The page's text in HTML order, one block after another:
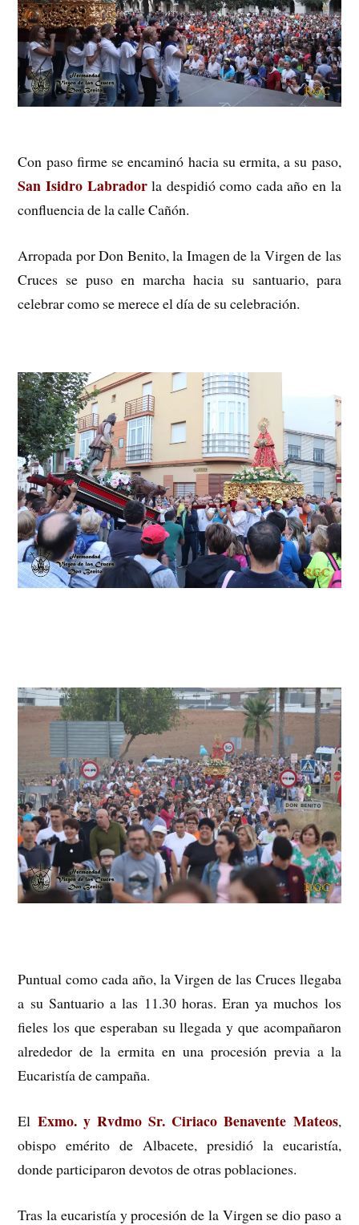
Con paso firme se encaminó hacia su ermita, a su paso,
San Isidro Labradorla despidió como cada año en la
confluencia de la calle Cañón.
Arropada por Don Benito, la Imagen de la Virgen de las
Cruces se puso en marcha hacia su santuario, para
celebrar como se merece el día de su celebración.
Puntual como cada año, la Virgen de las Cruces llegaba
a su Santuario a las 11.30 horas. Eran ya muchos los
fieles los que esperaban su llegada y que acompañaron
alrededor de la ermita en una procesión previa a la
Eucaristía de campaña.
El Exmo. y Rvdmo Sr. Ciriaco Benavente Mateos,
obispo emérito de Albacete, presidió la eucaristía,
donde participaron devotos de otras poblaciones.
Tras la eucaristía y procesión de la Virgen se dio paso a